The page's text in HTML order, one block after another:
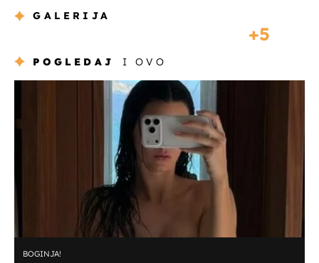
GALERIJA
5
POGLEDAJ I OVO
BOGINJA!